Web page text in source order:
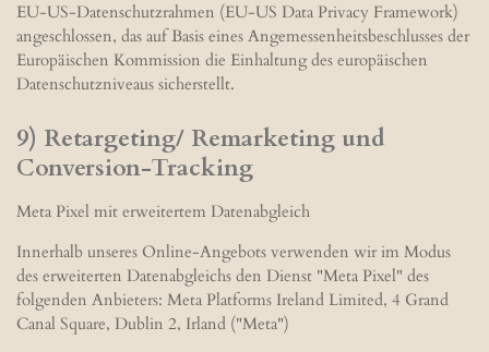
EU-US-Datenschutzrahmen (EU-US Data Privacy Framework)
angeschlossen, das auf Basis eines Angemessenheitsbeschlusses der
Europäischen Kommission die Einhaltung des europäischen
Datenschutzniveaus sicherstellt.
9) Retargeting/ Remarketing und
Conversion-Tracking
Meta Pixel mit erweitertem Datenabgleich
Innerhalb unseres Online-Angebots verwenden wir im Modus
des erweiterten Datenabgleichs den Dienst "Meta Pixel" des
folgenden Anbieters: Meta Platforms Ireland Limited, 4 Grand
Canal Square, Dublin 2, Irland ("Meta")